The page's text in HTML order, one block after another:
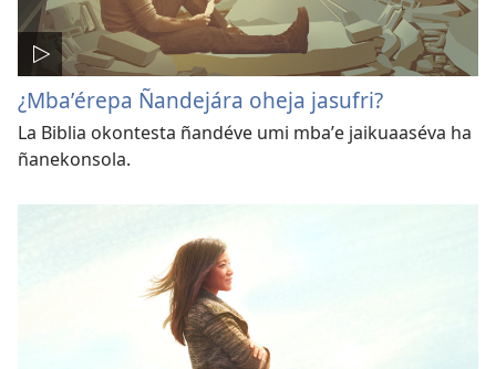
¿Mbaʼérepa Ñandejára oheja jasufri?
La Biblia okontesta ñandéve umi mbaʼe jaikuaaséva ha
ñanekonsola.